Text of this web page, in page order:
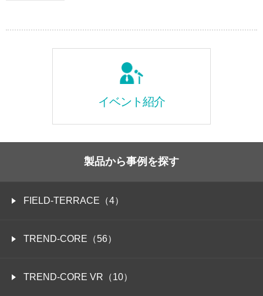
イベント紹介
製品から事例を探す
FIELD-TERRACE（4）
TREND-CORE（56）
TREND-CORE VR（10）